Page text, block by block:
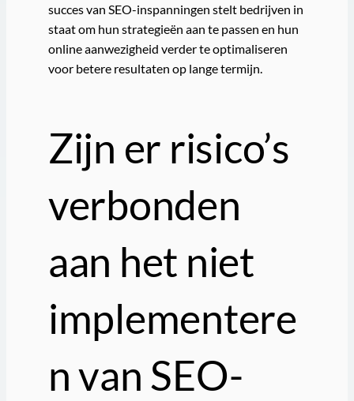
succes van SEO-inspanningen stelt bedrijven in
staat om hun strategieën aan te passen en hun
online aanwezigheid verder te optimaliseren
voor betere resultaten op lange termijn.
Zijn er risico’s
verbonden
aan het niet
implementere
n van SEO-